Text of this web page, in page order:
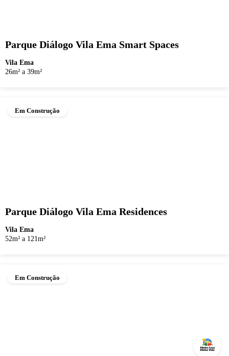
Parque Diálogo Vila Ema Smart Spaces
Vila Ema
26m² a 39m²
Em Construção
Parque Diálogo Vila Ema Residences
Vila Ema
52m² a 121m²
Em Construção